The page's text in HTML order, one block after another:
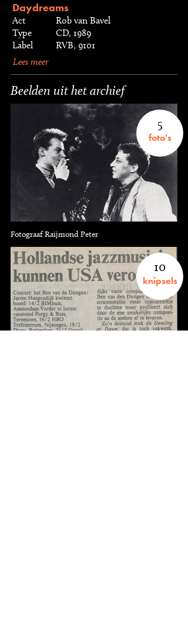
Daydreams
Act
Rob van Bavel
Type
CD, 1989
Label
RVB, 9101
Lees meer
Beelden uit het archief
5
foto's
Fotograaf Raijmond Peter
10
knipsels